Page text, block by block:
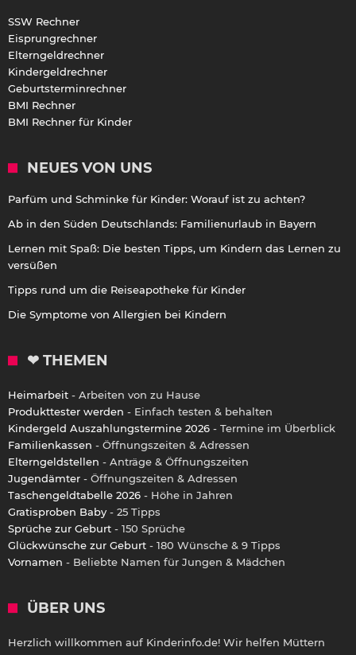
SSW Rechner
Eisprungrechner
Elterngeldrechner
Kindergeldrechner
Geburtsterminrechner
BMI Rechner
BMI Rechner für Kinder
NEUES VON UNS
Parfüm und Schminke für Kinder: Worauf ist zu achten?
Ab in den Süden Deutschlands: Familienurlaub in Bayern
Lernen mit Spaß: Die besten Tipps, um Kindern das Lernen zu
versüßen
Tipps rund um die Reiseapotheke für Kinder
Die Symptome von Allergien bei Kindern
❤ THEMEN
Heimarbeit - Arbeiten von zu Hause
Produkttester werden - Einfach testen & behalten
Kindergeld Auszahlungstermine 2026 - Termine im Überblick
Familienkassen - Öffnungszeiten & Adressen
Elterngeldstellen - Anträge & Öffnungszeiten
Jugendämter - Öffnungszeiten & Adressen
Taschengeldtabelle 2026 - Höhe in Jahren
Gratisproben Baby - 25 Tipps
Sprüche zur Geburt - 150 Sprüche
Glückwünsche zur Geburt - 180 Wünsche & 9 Tipps
Vornamen - Beliebte Namen für Jungen & Mädchen
ÜBER UNS
Herzlich willkommen auf Kinderinfo.de! Wir helfen Müttern